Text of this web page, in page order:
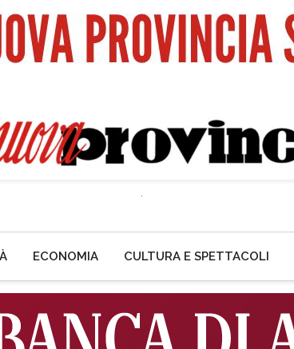
ECONOMIA CULTURA E SPETTACOLI